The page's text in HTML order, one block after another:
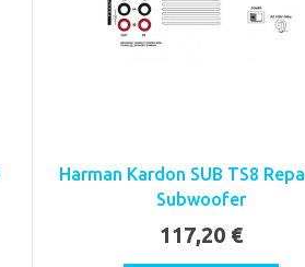
Harman Kardon SUB TS8
Subwoofer
117,20 €